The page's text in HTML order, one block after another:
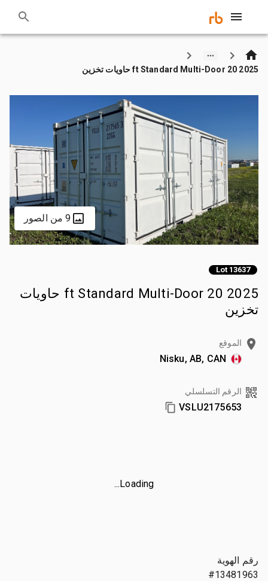
2025 20 ft Standard Multi-Door حاويات تخزين
9 من الصور
Lot 13637
2025 20 ft Standard Multi-Door حاويات
تخزين
الموقع
Nisku, AB, CAN
الرقم التسلسلي
VSLU2175653
Loading...
رقم الهوية
#13481963